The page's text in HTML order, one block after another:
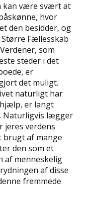
kan være svært at
hvor
den besidder, og
Fællesskab
som
steder i det
er
det muligt.
naturligt har
er langt
Naturligvis lægger
jeres verdens
af mange
den som et
af menneskelig
af disse
fremmede